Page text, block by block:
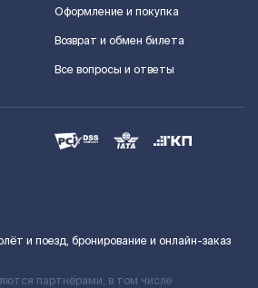
Оформление и покупка
Возврат и обмен билета
Все вопросы и ответы
и поезд, бронирование и онлайн-заказ
партнёрами, в том числе